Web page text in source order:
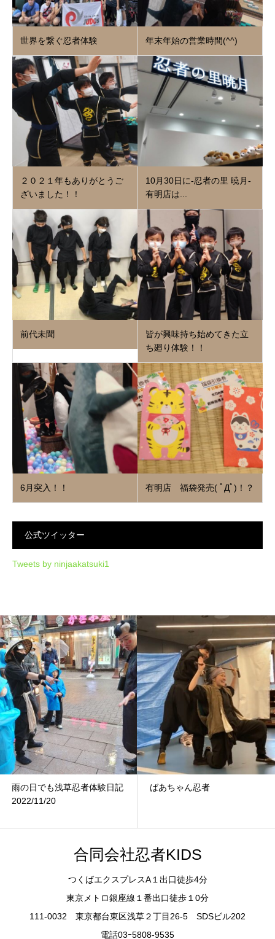
世界を繋ぐ忍者体験 年末年始の営業時間(^^)
２０２１年もありがとうご
ざいました！！
10月30日に‐忍者の里 暁月‐
有明店は...
前代未聞
皆が興味持ち始めてきた立
ち廻り体験！！
6月突入！！ 有明店 福袋発売( ﾟДﾟ)！？
公式ツイッター
Tweets by ninjaakatsuki1
雨の日でも浅草忍者体験日記
2022/11/20
ばあちゃん忍者
合同会社忍者KIDS
つくばエクスプレスA１出口徒歩4分
東京メトロ銀座線１番出口徒歩１0分
111-0032 東京都台東区浅草２丁目26-5 SDSビル202
電話03ｰ5808-9535